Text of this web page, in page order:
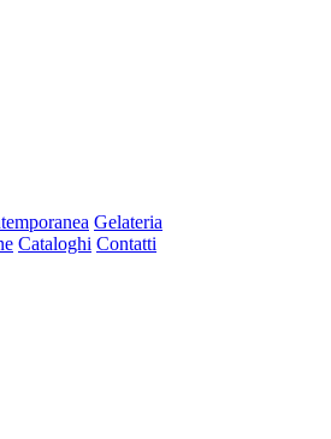
Gelateria
Cataloghi Contatti